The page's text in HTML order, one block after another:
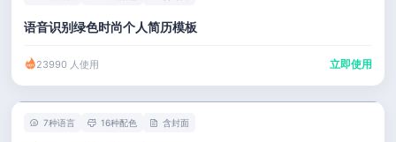
语音识别绿色时尚个人简历模板
23990 人使用 立即使用
7种语言 16种配色 含封面